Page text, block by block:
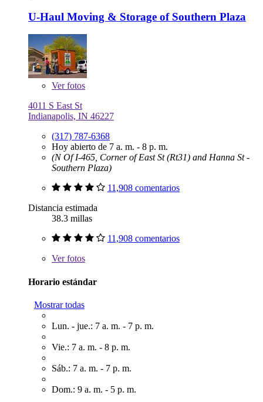
U-Haul Moving & Storage of Southern Plaza
Verfotos
4011 S East St
Indianapolis, IN 46227
(317) 787-6368
Hoy abierto de 7 a. m. - 8 p. m.
(N Of I-465, Corner of East St (Rt31) and Hanna St -
Southern Plaza)
11,908 comentarios
Distancia estimada
38.3 millas
11,908 comentarios
Verfotos
Horario estándar
Mostrar todas
Lun. - jue.: 7 a. m. - 7 p. m.
Vie.: 7 a. m. - 8 p. m.
Sáb.: 7 a. m. - 7 p. m.
Dom.: 9 a. m. - 5 p. m.